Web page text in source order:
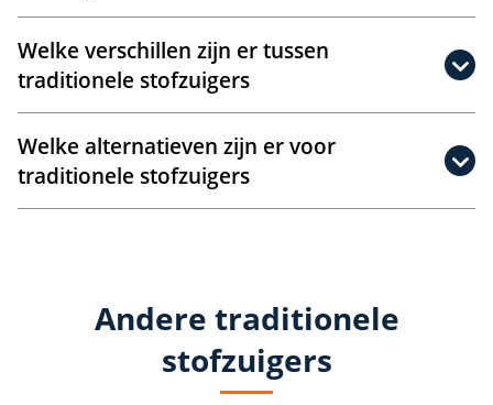
Welke verschillen zijn er tussen
traditionele stofzuigers
Welke alternatieven zijn er voor
traditionele stofzuigers
Andere traditionele
stofzuigers